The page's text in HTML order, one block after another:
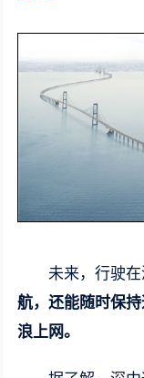
未来，行驶在
航，还能随时保
浪上网。